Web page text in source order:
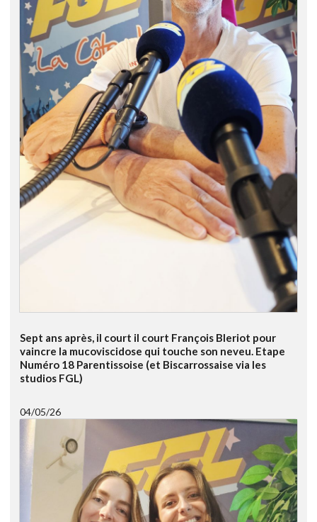
Sept ans après, il court il court François Bleriot pour
vaincre la mucoviscidose qui touche son neveu. Etape
Numéro 18 Parentissoise (et Biscarrossaise via les
studios FGL)
04/05/26